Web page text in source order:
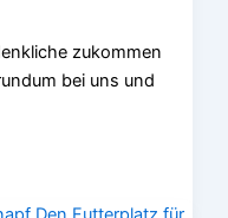
zukommen
bei uns und